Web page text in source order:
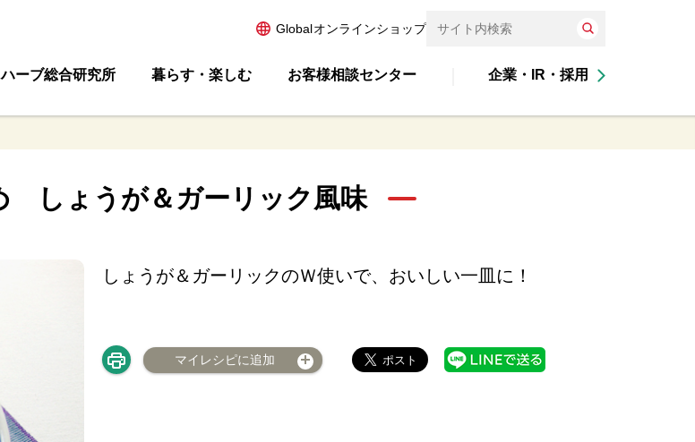
Globalオンラインショップ
ーブ総合研究所 暮らす・楽しむ お客様相談センター 企業・IR・採用
しょうが＆ガーリック風味
しょうが＆ガーリックのＷ使いで、おいしい一皿に！
マイレシピに追加